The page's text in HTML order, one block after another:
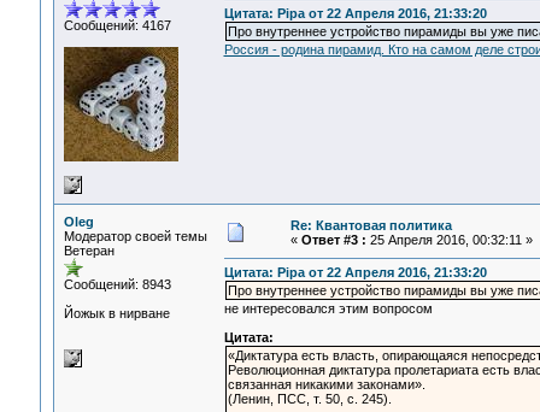
Сообщений: 4167
Цитата: Pipa от 22 Апреля 2016, 21:33:20
Про внутреннее устройство пирамиды вы уже
Россия - родина пирамид. Кто на самом деле
Oleg
Модератор своей темы
Ветеран
Сообщений: 8943
Йожык в нирване
Re: Квантовая политика
« Ответ #3 : 25 Апреля 2016, 00:32:11 »
Цитата: Pipa от 22 Апреля 2016, 21:33:20
Про внутреннее устройство пирамиды вы уже
не интересовался этим вопросом
Цитата:
«Диктатура есть власть, опирающаяся
Революционная диктатура пролетариата есть
связанная никакими законами».
(Ленин, ПСС, т. 50, с. 245).